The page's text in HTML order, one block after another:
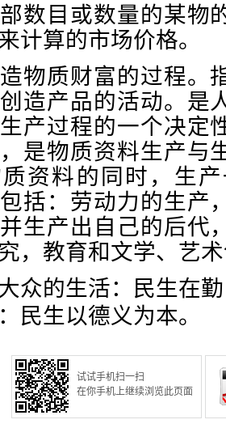
数目或数量的某物
计算的市场价格。
物质财富的过程。
造产品的活动。是
产过程的一个决定
是物质资料生产与
资料的同时，生
括：劳动力的生产
生产出自己的后代
，教育和文学、艺
众的生活：民生在
民生以德义为本。
试试手机扫一扫
在你手机上继续浏览此页面